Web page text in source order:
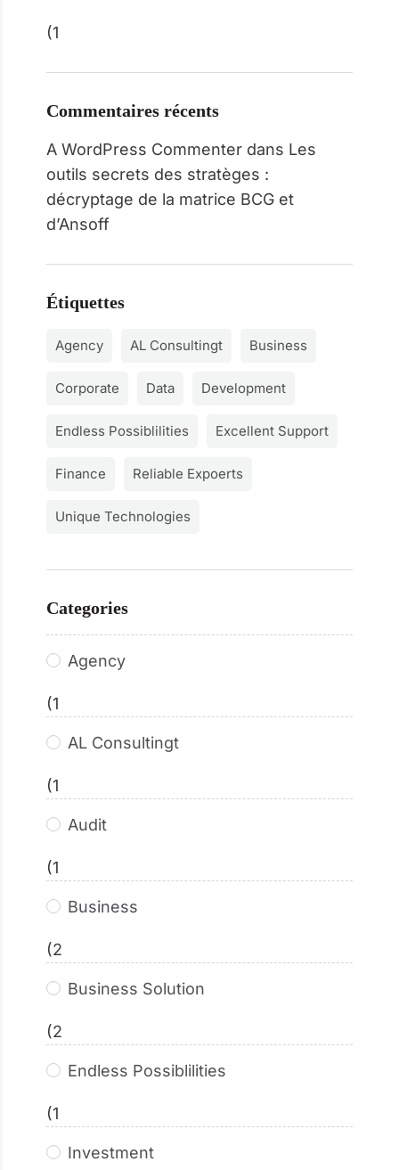
(1
Commentaires récents
A WordPress Commenter dans Les
outils secrets des stratèges :
décryptage de la matrice BCG et
d’Ansoff
Étiquettes
Agency AL Consultingt Business
Corporate Data Development
Endless Possiblilities Excellent Support
Finance Reliable Expoerts
Unique Technologies
Categories
Agency
(1
AL Consultingt
(1
Audit
(1
Business
(2
Business Solution
(2
Endless Possiblilities
(1
Investment